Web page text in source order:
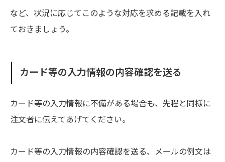
など、状況に応じてこのような対応を求める記載を入れ
ておきましょう。
カード等の入力情報の内容確認を送る
カード等の入力情報に不備がある場合も、先程と同様に
注文者に伝えてあげてください。
カード等の入力情報の内容確認を送る、メールの例文は